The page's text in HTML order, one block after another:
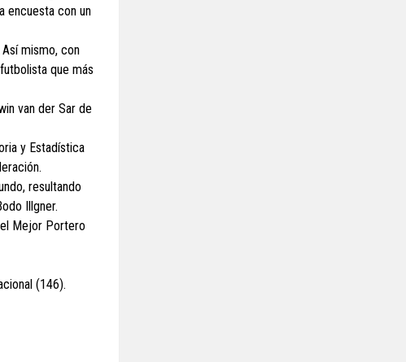
encuesta con un
mismo, con
que más
van der Sar de
y Estadística
resultando
Illgner.
Mejor Portero
(146).